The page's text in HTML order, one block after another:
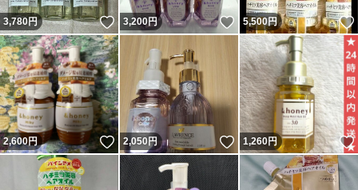
3,780円 いいね！
3,200円 いいね！
5,500円
2,600円 いいね！
2,050円 いいね！
1,260円